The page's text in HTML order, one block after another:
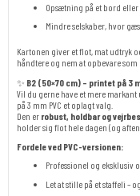
Opsætning på et bord
Mindre selskaber, hvor
Kartonen giver et flot, mat udtryk
håndtere og nem at opbevare
✨ B2 (50×70 cm) – printet på 3
Vil du gerne have et mere
på 3 mm PVC et oplagt valg.
Den er robust, holdbar og
holder sig flot hele dagen (og
Fordele ved PVC-versionen:
Professionel og eksklusiv
Let at stille på et staffeli –